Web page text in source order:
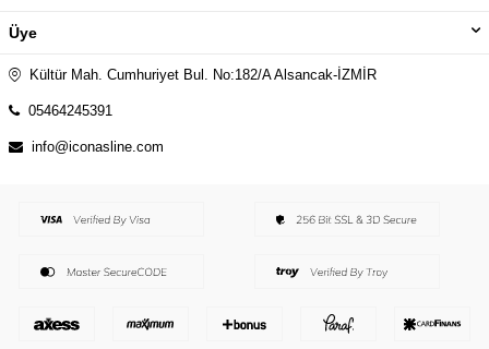
Üye
Kültür Mah. Cumhuriyet Bul. No:182/A Alsancak-İZMİR
05464245391
info@iconasline.com